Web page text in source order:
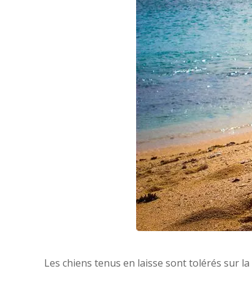
Les chiens tenus en laisse sont tolérés sur la